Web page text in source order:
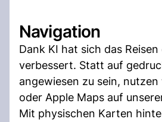
Navigation
Dank KI hat sich das Reisen
verbessert. Statt auf
angewiesen zu sein,
oder Apple Maps auf
Mit physischen Karten